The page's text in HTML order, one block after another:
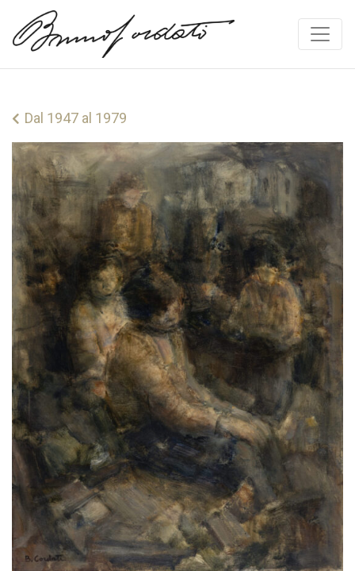
Vai al contenuto
Dal 1947 al 1979